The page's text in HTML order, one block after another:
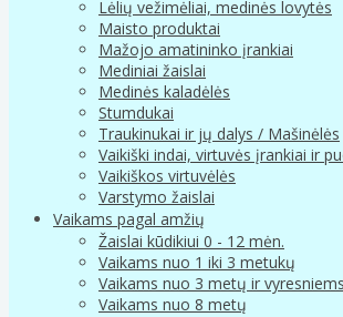
Lėlių vežimėliai, medinės lovytės
Maisto produktai
Mažojo amatininko įrankiai
Mediniai žaislai
Medinės kaladėlės
Stumdukai
Traukinukai ir jų dalys / Mašinėlės
Vaikiški indai, virtuvės įrankiai ir
Vaikiškos virtuvėlės
Varstymo žaislai
Vaikams pagal amžių
Žaislai kūdikiui 0 - 12 mėn.
Vaikams nuo 1 iki 3 metukų
Vaikams nuo 3 metų ir vyresniems
Vaikams nuo 8 metų